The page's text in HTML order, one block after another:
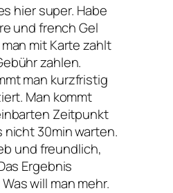
hier super. Habe
und french Gel
mit Karte zahlt
zahlen.
man kurzfristig
Man kommt
Zeitpunkt
nicht 30min warten.
und freundlich,
Ergebnis
will man mehr.